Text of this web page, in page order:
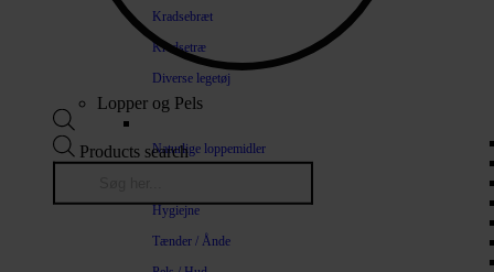
Kradsebræt
Kradsetræ
Diverse legetøj
Lopper og Pels
Naturlige loppemidler
Hygiejne
Tænder / Ånde
Products search